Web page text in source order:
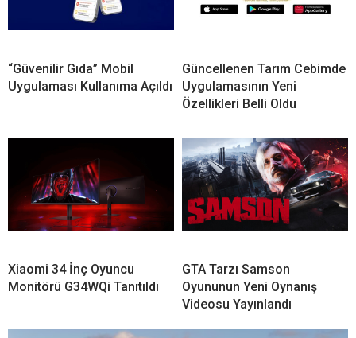
“Güvenilir Gıda” Mobil
Uygulaması Kullanıma Açıldı
Güncellenen Tarım Cebimde
Uygulamasının Yeni
Özellikleri Belli Oldu
Xiaomi 34 İnç Oyuncu
Monitörü G34WQi Tanıtıldı
GTA Tarzı Samson
Oyununun Yeni Oynanış
Videosu Yayınlandı